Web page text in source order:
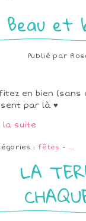
Beau et
Publié par
en bien (sans
par là ♥
la suite
:fêtes - …
LA